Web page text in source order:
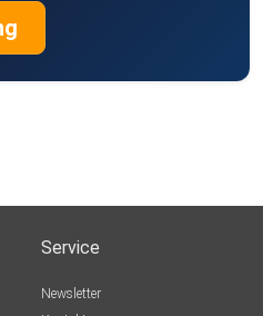
Service
Newsletter